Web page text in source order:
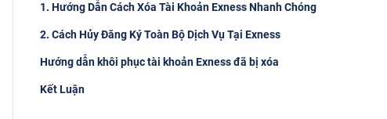
1. Hướng Dẫn Cách Xóa Tài Khoản Exness Nhanh Chóng
2. Cách Hủy Đăng Ký Toàn Bộ Dịch Vụ Tại Exness
Hướng dẫn khôi phục tài khoản Exness đã bị xóa
Kết Luận